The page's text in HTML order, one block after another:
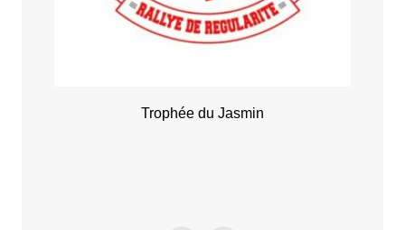
Trophée du Jasmin